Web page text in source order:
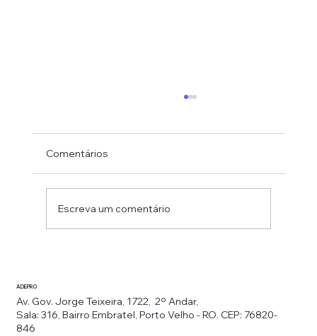
Débora Machado Aragão lançam obra.
Comentários
Escreva um comentário
ADEPRO
Av. Gov. Jorge Teixeira, 1722, 2º Andar,
Sala: 316, Bairro Embratel, Porto Velho - RO. CEP: 76820-
846